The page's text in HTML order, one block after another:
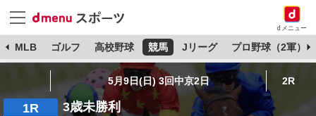
dメニュー
MLB ゴルフ 高校野球 競馬 Jリーグ プロ野球（2軍）
5月9日(日) 3回中京2日 2R
1R 3歳未勝利